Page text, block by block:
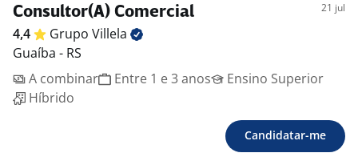
Consultor(A) Comercial 21 jul
4,4 Grupo Villela
Guaíba - RS
A combinar
Entre 1 e 3 anos
Ensino Superior
Híbrido
Candidatar-me